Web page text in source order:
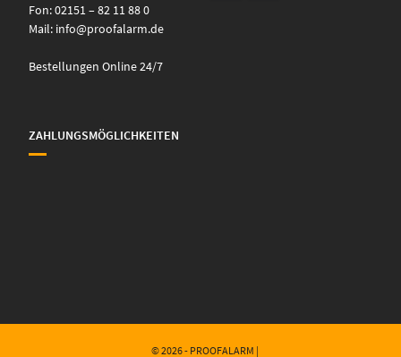
Fon: 02151 – 82 11 88 0
Mail: info@proofalarm.de
Bestellungen Online 24/7
ZAHLUNGSMÖGLICHKEITEN
© 2026 - PROOFALARM |